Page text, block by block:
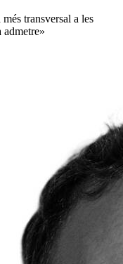
transversal a les
admetre»